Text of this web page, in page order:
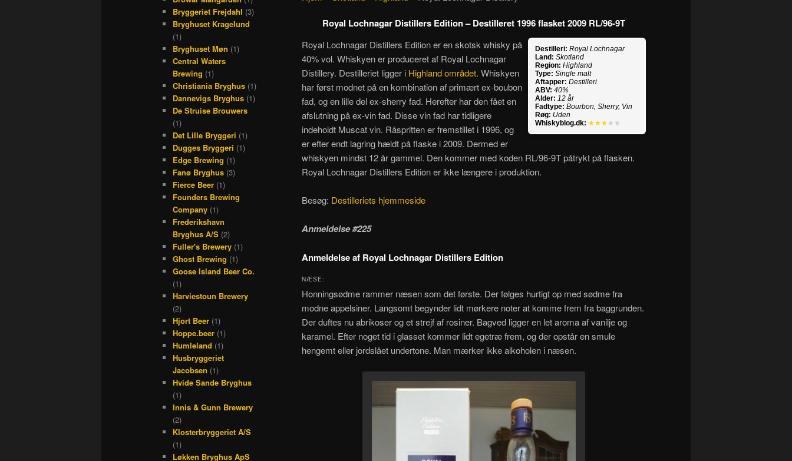
Royal Lochnagar Distillers Edition – Destilleret 1996 flasket 2009 RL/96-9T
Destilleri: Royal Lochnagar
Land: Skotland
Region: Highland
Type: Single malt
Aftapper: Destilleri
ABV: 40%
Alder: 12 år
Fadtype: Bourbon, Sherry, Vin
Røg: Uden
Whiskyblog.dk: ★★★ ★★
Royal Lochnagar Distillers Edition er en skotsk whisky på
40% vol. Whiskyen er produceret af Royal Lochnagar
Distillery. Destilleriet ligger i Highland området. Whiskyen
har først modnet på en kombination af primært ex-boubon
fad, og en lille del ex-sherry fad. Herefter har den fået en
afslutning på ex-vin fad. Disse vin fad har tidligere
indeholdt Muscat vin. Råspritten er fremstillet i 1996, og
er efter endt lagring hældt på flaske i 2009. Dermed er
whiskyen mindst 12 år gammel. Den kommer med koden RL/96-9T påtrykt på flasken.
Royal Lochnagar Distillers Edition er ikke længere i produktion.
Besøg: Destilleriets hjemmeside
Anmeldelse #225
Anmeldelse af Royal Lochnagar Distillers Edition
NÆSE:
Honningsødme rammer næsen som det første. Der følges hurtigt op med sødme fra
modne appelsiner. Langsomt begynder lidt mørkere noter at komme frem fra baggrunden.
Der duftes nu abrikoser og et strejf af rosiner. Bagved ligger en let aroma af vanilje og
karamel. Efter noget tid i glasset kommer lidt egetræ frem, og der opstår en smule
hengemt eller jordslået undertone. Man mærker ikke alkoholen i næsen.
Bryggeriet Frejdahl (3)
Bryghuset Kragelund
(1)
Bryghuset Møn (1)
Central Waters
Brewing (1)
Christiania Bryghus (1)
Dannevigs Bryghus (1)
De Struise Brouwers
(1)
Det Lille Bryggeri (1)
Dugges Bryggeri (1)
Edge Brewing (1)
Fanø Bryghus (3)
Fierce Beer (1)
Founders Brewing
Company (1)
Frederikshavn
Bryghus A/S (2)
Fuller's Brewery (1)
Ghost Brewing (1)
Goose Island Beer Co.
(1)
Harviestoun Brewery
(2)
Hjort Beer (1)
Hoppe.beer (1)
Humleland (1)
Husbryggeriet
Jacobsen (1)
Hvide Sande Bryghus
(1)
Innis & Gunn Brewery
(2)
Klosterbryggeriet A/S
(1)
Løkken Bryghus ApS